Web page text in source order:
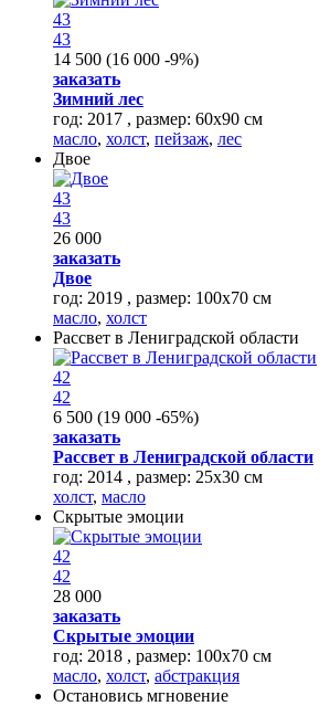
43
43
14 500 (16 000 -9%)
заказать
Зимний лес
год: 2017 , размер: 60х90 см
масло, холст, пейзаж, лес
Двое
43
43
26 000
заказать
Двое
год: 2019 , размер: 100х70 см
масло, холст
Рассвет в Лениградской области
42
42
6 500 (19 000 -65%)
заказать
Рассвет в Лениградской области
год: 2014 , размер: 25х30 см
холст, масло
Скрытые эмоции
42
42
28 000
заказать
Скрытые эмоции
год: 2018 , размер: 100х70 см
масло, холст, абстракция
Остановись мгновение